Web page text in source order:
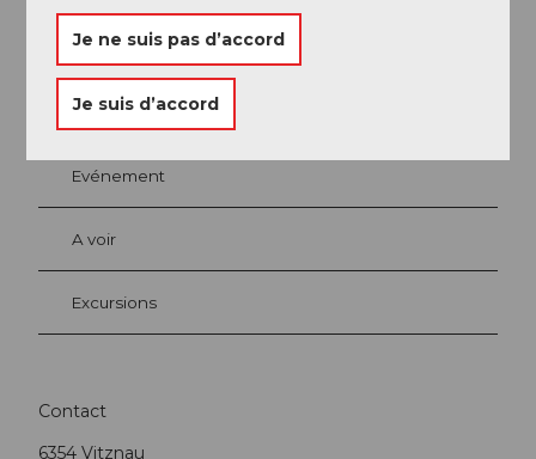
A proximité
Evénement
A voir
Excursions
Contact
6354 Vitznau
Je ne suis pas d’accord
Je suis d’accord